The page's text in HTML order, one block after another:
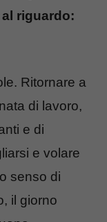
riguardo:
Ritornare a
di lavoro,
e di
e volare
senso di
il giorno